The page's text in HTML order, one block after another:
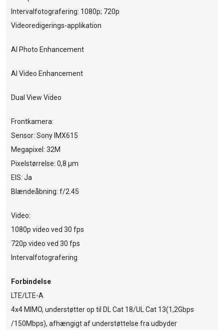
Intervalfotografering: 1080p; 720p
Videoredigerings-applikation
AI Photo Enhancement
AI Video Enhancement
Dual View Video
Frontkamera:
Sensor: Sony IMX615
Megapixel: 32M
Pixelstørrelse: 0,8 µm
EIS: Ja
Blændeåbning: f/2.45
Video:
1080p video ved 30 fps
720p video ved 30 fps
Intervalfotografering
Forbindelse
LTE/LTE-A
4x4 MIMO, understøtter op til DL Cat 18/UL Cat 13(1,2Gbps
/150Mbps), afhængigt af understøttelse fra udbyder